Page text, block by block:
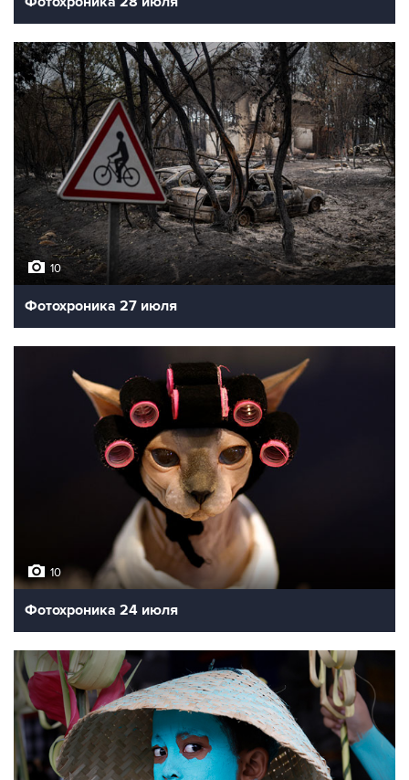
10
Фотохроника 27 июля
10
Фотохроника 24 июля